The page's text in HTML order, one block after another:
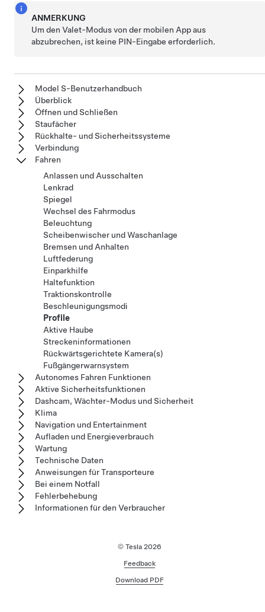
ANMERKUNG
Um den Valet-Modus von der mobilen App aus
abzubrechen, ist keine PIN-Eingabe erforderlich.
Model S-Benutzerhandbuch
Überblick
Öffnen und Schließen
Staufächer
Rückhalte- und Sicherheitssysteme
Verbindung
Fahren
Anlassen und Ausschalten
Lenkrad
Spiegel
Wechsel des Fahrmodus
Beleuchtung
Scheibenwischer und Waschanlage
Bremsen und Anhalten
Luftfederung
Einparkhilfe
Haltefunktion
Traktionskontrolle
Beschleunigungsmodi
Profile
Aktive Haube
Streckeninformationen
Rückwärtsgerichtete Kamera(s)
Fußgängerwarnsystem
Autonomes Fahren Funktionen
Aktive Sicherheitsfunktionen
Dashcam, Wächter-Modus und Sicherheit
Klima
Navigation und Entertainment
Aufladen und Energieverbrauch
Wartung
Technische Daten
Anweisungen für Transporteure
Bei einem Notfall
Fehlerbehebung
Informationen für den Verbraucher
© Tesla 2026
Feedback
Download PDF